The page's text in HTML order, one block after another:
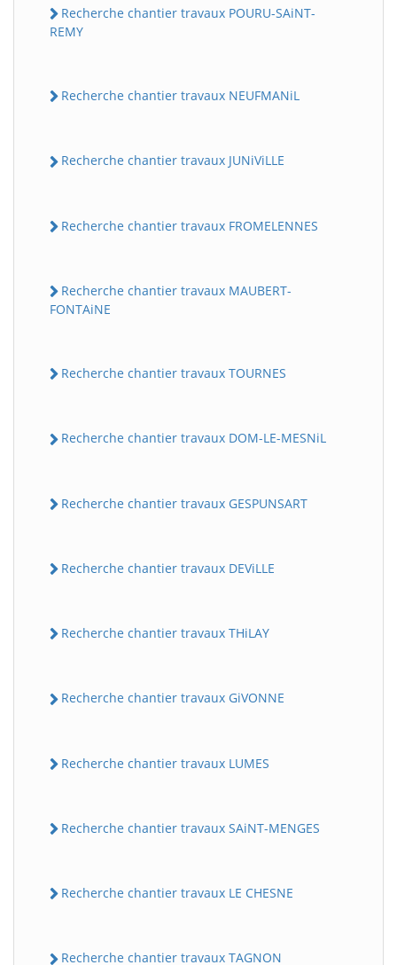
Recherche chantier travaux POURU-SAiNT-
REMY
Recherche chantier travaux NEUFMANiL
Recherche chantier travaux JUNiViLLE
Recherche chantier travaux FROMELENNES
Recherche chantier travaux MAUBERT-
FONTAiNE
Recherche chantier travaux TOURNES
Recherche chantier travaux DOM-LE-MESNiL
Recherche chantier travaux GESPUNSART
Recherche chantier travaux DEViLLE
Recherche chantier travaux THiLAY
Recherche chantier travaux GiVONNE
Recherche chantier travaux LUMES
Recherche chantier travaux SAiNT-MENGES
Recherche chantier travaux LE CHESNE
Recherche chantier travaux TAGNON